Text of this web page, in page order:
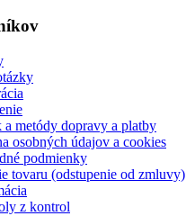
a metódy dopravy a platby
osobných údajov a cookies
podmienky
tovaru (odstupenie od zmluvy)
z kontrol